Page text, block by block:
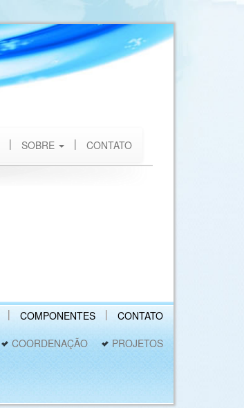
SOBRE CONTATO
COMPONENTES
CONTATO
COORDENAÇÃO PROJETOS